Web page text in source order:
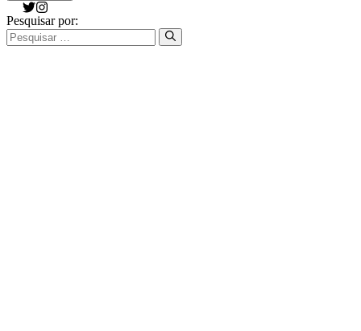
Pesquisar por: